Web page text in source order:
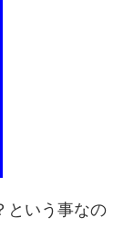
という事なの